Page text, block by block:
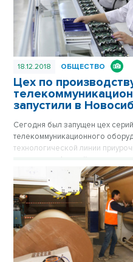
18.12.2018 ОБЩЕСТВО
Цех по
запустили в
Сегодня был запущен цех
телекоммуникационного
технологической линии
развитию цифровой
которое проходит в